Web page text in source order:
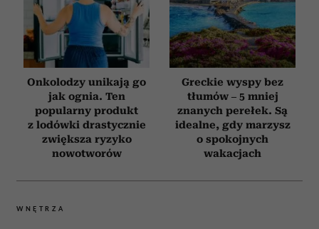
Onkolodzy unikają go
jak ognia. Ten
popularny produkt
z lodówki drastycznie
zwiększa ryzyko
nowotworów
Greckie wyspy bez
tłumów – 5 mniej
znanych perełek. Są
idealne, gdy marzysz
o spokojnych
wakacjach
WNĘTRZA